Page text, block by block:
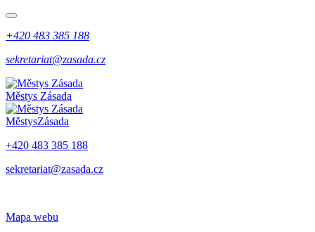
+420 483 385 188
sekretariat@zasada.cz
Městys Zásada
MěstysZásada
+420 483 385 188
sekretariat@zasada.cz
Mapa webu